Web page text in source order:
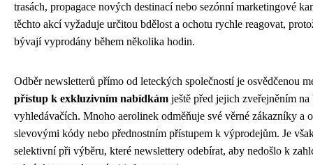
trasách, propagace nových destinací nebo sezónní marketingové
těchto akcí vyžaduje určitou bdělost a ochotu rychle reagovat,
bývají vyprodány během několika hodin.
Odběr newsletterů přímo od leteckých společností je osvědčenou
přístup k exkluzivním nabídkám ještě před jejich zveřejněním na
vyhledávačích. Mnoho aerolinek odměňuje své věrné zákazníky a
slevovými kódy nebo přednostním přístupem k výprodejům. Je
selektivní při výběru, které newslettery odebírat, aby nedošlo k